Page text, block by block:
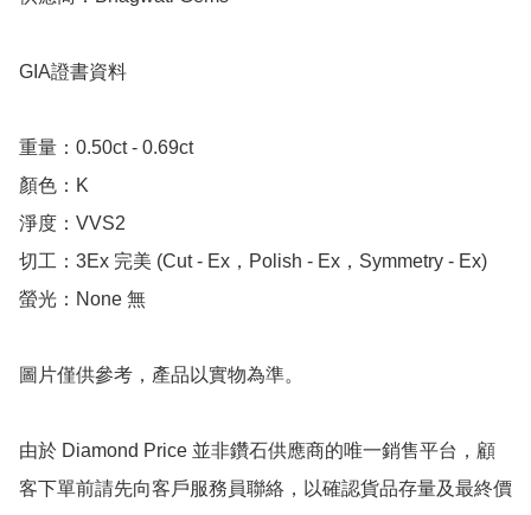
GIA證書資料
重量：0.50ct - 0.69ct
顏色：K
淨度：VVS2
切工：3Ex 完美 (Cut - Ex，Polish - Ex，Symmetry - Ex)
螢光：None 無
圖片僅供參考，產品以實物為準。
由於 Diamond Price 並非鑽石供應商的唯一銷售平台，顧
客下單前請先向客戶服務員聯絡，以確認貨品存量及最終價